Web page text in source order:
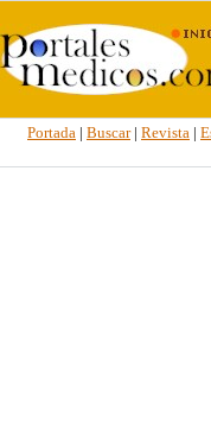
Portada | Buscar| Revista |